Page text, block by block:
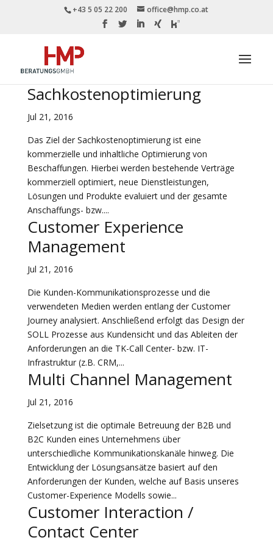
+43 5 05 22 200 office@hmp.co.at
Sachkostenoptimierung
Jul 21, 2016
Das Ziel der Sachkostenoptimierung ist eine
kommerzielle und inhaltliche Optimierung von
Beschaffungen. Hierbei werden bestehende Verträge
kommerziell optimiert, neue Dienstleistungen,
Lösungen und Produkte evaluiert und der gesamte
Anschaffungs- bzw....
Customer Experience
Management
Jul 21, 2016
Die Kunden-Kommunikationsprozesse und die
verwendeten Medien werden entlang der Customer
Journey analysiert. Anschließend erfolgt das Design der
SOLL Prozesse aus Kundensicht und das Ableiten der
Anforderungen an die TK-Call Center- bzw. IT-
Infrastruktur (z.B. CRM,...
Multi Channel Management
Jul 21, 2016
Zielsetzung ist die optimale Betreuung der B2B und
B2C Kunden eines Unternehmens über
unterschiedliche Kommunikationskanäle hinweg. Die
Entwicklung der Lösungsansätze basiert auf den
Anforderungen der Kunden, welche auf Basis unseres
Customer-Experience Modells sowie...
Customer Interaction /
Contact Center